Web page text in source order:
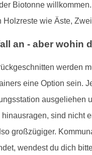
Biotonne
Holzreste wie Äste,
an - aber wohin
werden
eine Option sein.
ausgeliehen
sind nicht
großzügiger.
wendest du dich